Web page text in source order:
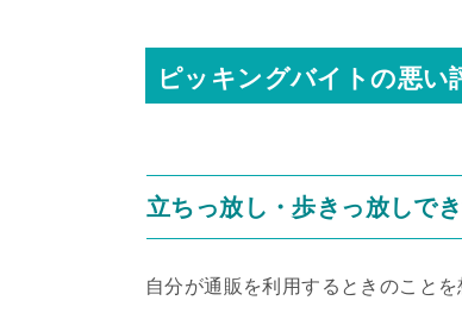
ピッキングバイトの悪い
立ちっ放し・歩きっ放しで
自分が通販を利用するときのこと